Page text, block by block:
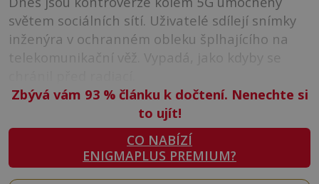
světem sociálních sítí. Uživatelé sdílejí snímky
inženýra v ochranném obleku šplhajícího na
telekomunikační věž. Vypadá, jako kdyby se
Zbývá vám 93 %článku k dočtení. Nenechte si
to ujít!
CO NABÍZÍ
ENIGMAPLUS PREMIUM?